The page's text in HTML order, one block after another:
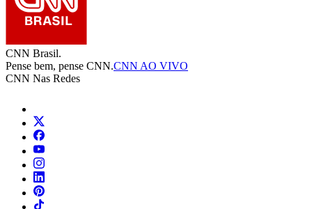
CNN Brasil.
Pense bem, pense CNN.CNN AO VIVO
CNN Nas Redes